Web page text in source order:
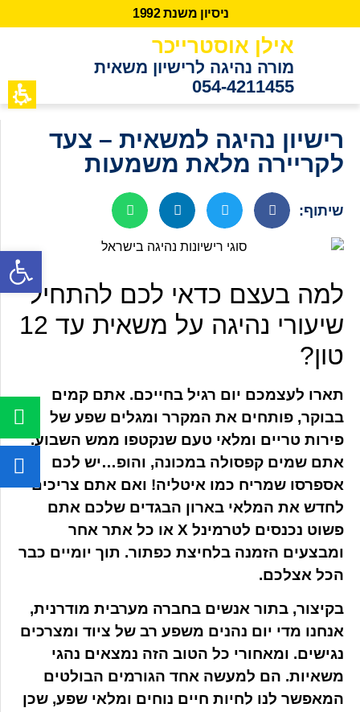
ניסיון משנת 2
9
9
1
אילן אוסטרייכר
מורה נהיגה לרישיון משאית
054-4211455
רישיון נהיגה למשאית – צעד
לקריירה מלאת משמעות
שיתוף:
למה בעצם כדאי לכם להתחיל
שיעורי נהיגה על משאית עד 12
טון?
תארו לעצמכם יום רגיל בחייכם. אתם קמים
בבוקר, פותחים את המקרר ומגלים שפע של
פירות טריים ומלאי טעם שנקטפו ממש השבוע.
אתם שמים קפסולה במכונה, והופ…יש לכם
אספרסו שמריח כמו איטליה! ואם אתם צריכים
לחדש את המלאי בארון הבגדים שלכם אתם
פשוט נכנסים לטרמינל X או כל אתר אחר
ומבצעים הזמנה בלחיצת כפתור. תוך יומיים כבר
הכל אצלכם.
בקיצור, בתור אנשים בחברה מערבית מודרנית,
אנחנו מדי יום נהנים משפע רב של ציוד ומצרכים
נגישים. ומאחורי כל הטוב הזה נמצאים נהגי
משאיות. הם למעשה אחד הגורמים הבולטים
המאפשר לנו לחיות חיים נוחים ומלאי שפע, שכן
פתח סרגל נגישות